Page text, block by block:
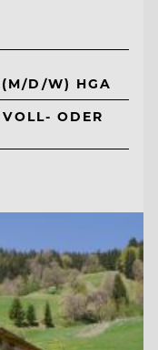
(M/D/W) HGA
ODER